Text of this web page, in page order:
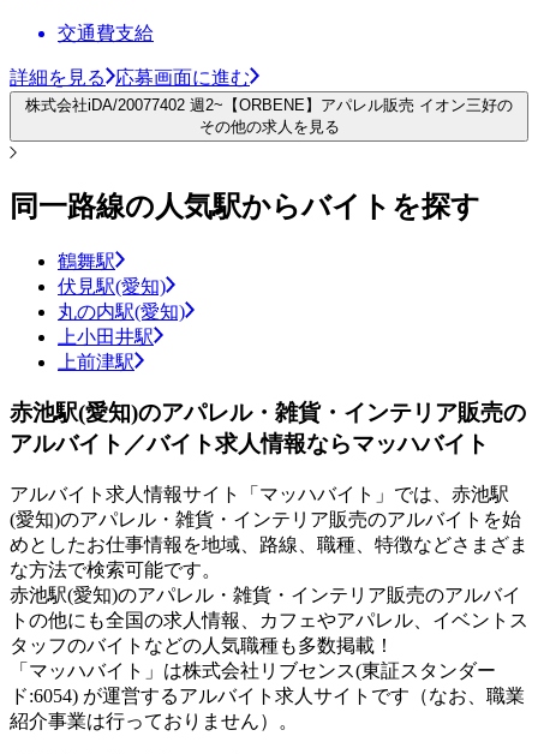
交通費支給
詳細を見る 応募画面に進む
株式会社iDA/20077402 週2~【ORBENE】アパレル販売 イオン三好の
その他の求人を見る
同一路線の人気駅からバイトを探す
鶴舞駅
伏見駅(愛知)
丸の内駅(愛知)
上小田井駅
上前津駅
赤池駅(愛知)のアパレル・雑貨・インテリア販売の
アルバイト／バイト求人情報ならマッハバイト
アルバイト求人情報サイト「マッハバイト」では、赤池駅
(愛知)のアパレル・雑貨・インテリア販売のアルバイトを始
めとしたお仕事情報を地域、路線、職種、特徴などさまざま
な方法で検索可能です。
赤池駅(愛知)のアパレル・雑貨・インテリア販売のアルバイ
トの他にも全国の求人情報、カフェやアパレル、イベントス
タッフのバイトなどの人気職種も多数掲載！
「マッハバイト」は株式会社リブセンス(東証スタンダー
ド:6054) が運営するアルバイト求人サイトです（なお、職業
紹介事業は行っておりません）。